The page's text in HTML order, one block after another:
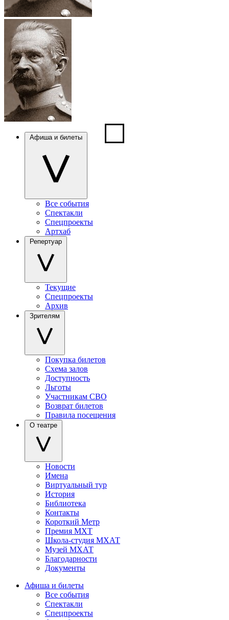
Афиша и билеты
Все события
Спектакли
Спецпроекты
Артхаб
Репертуар
Текущие
Спецпроекты
Архив
Зрителям
Покупка билетов
Схема залов
Доступность
Льготы
Участникам СВО
Возврат билетов
Правила посещения
О театре
Новости
Имена
Виртуальный тур
История
Библиотека
Контакты
Короткий Метр
Премия МХТ
Школа-студия МХАТ
Музей МХАТ
Благодарности
Документы
Афиша и билеты
Все события
Спектакли
Спецпроекты